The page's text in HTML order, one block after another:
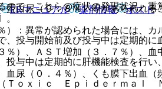
で、これらの症状の発現状況・
。
投与開始前及び投与中は定期的
与中は定期的に肝機能検査を行い
ｏｘｉｃ Ｅｐｉｄｅｒｍａｌ
白尿（９．８％）等があらわれる
：異常が認められた場合には、
）、ＡＳＴ増加（３．７％）、血
尿（０．４％）、くも膜下出血（
ERマニュアル 薬剤情報 ポスト